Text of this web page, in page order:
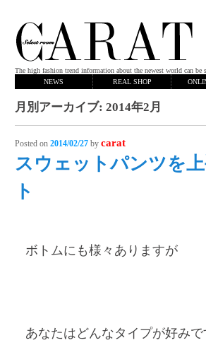
The high fashion trend information about the newest world can be
NEWS REAL SHOP
月別アーカイブ: 2014年2月
Posted on 2014/02/27 by carat
スウェットパンツを
ト
ボトムにも様々ありますが
あなたはどんなタイプが好みで